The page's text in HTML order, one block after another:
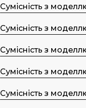
Сумісність з
Сумісність з
Сумісність з
Сумісність з
Сумісність з